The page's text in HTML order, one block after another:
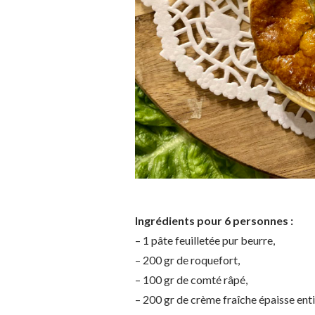
Ingrédients pour 6 personnes :
– 1 pâte feuilletée pur beurre,
– 200 gr de roquefort,
– 100 gr de comté râpé,
– 200 gr de crème fraîche épaisse